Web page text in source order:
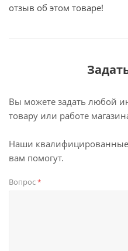
отзыв об этом товаре!
Вы можете задать любой
товару или работе
Наши квалифицированные
вам помогут.
Вопрос*